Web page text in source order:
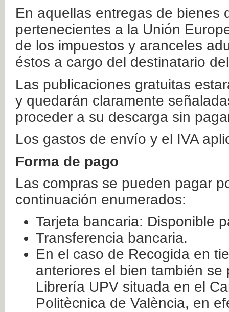
En aquellas entregas de bienes
pertenecientes a la Unión
de los impuestos y aranceles
éstos a cargo del destinatario
Las publicaciones gratuitas
y quedarán claramente
proceder a su descarga sin
Los gastos de envío y el IVA
Forma de pago
Las compras se pueden pagar
continuación enumerados:
Tarjeta bancaria: Disponible
Transferencia bancaria.
En el caso de Recogida en
anteriores el bien también
Librería UPV situada en el
Politècnica de València, en